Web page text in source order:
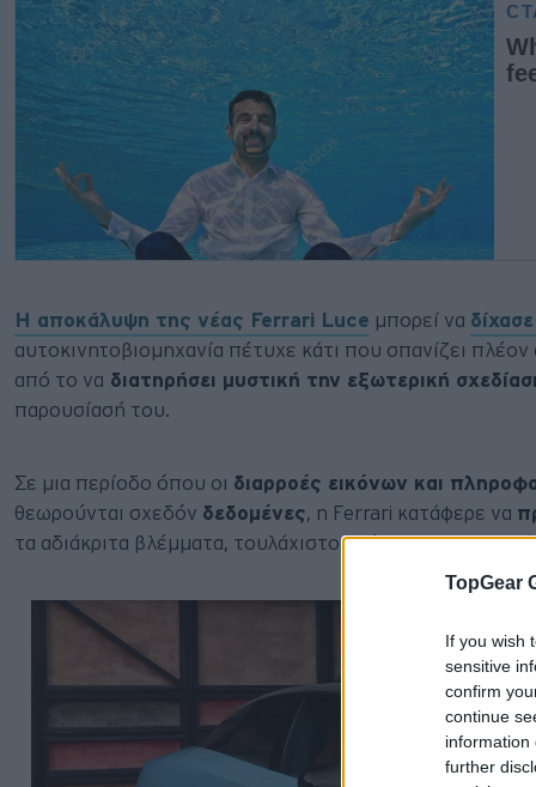
TopGear
If you wish
sensitive
confirm
continue
information
further
Η αποκάλυψη της νέας Ferrari Luce μπορεί να δίχασε
αυτοκινητοβιομηχανία πέτυχε κάτι που σπανίζει
από το να διατηρήσει μυστική την εξωτερική
παρουσίασή του.
Σε μια περίοδο όπου οι διαρροές εικόνων και
θεωρούνται σχεδόν δεδομένες, η Ferrari κατάφερε να
τα αδιάκριτα βλέμματα, τουλάχιστον μέχρι να